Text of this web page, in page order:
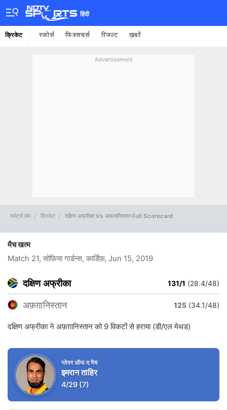
हिंदी
क्रिकेट स्कोर्स फिक्सचर्स रिजल्ट ख़बरें
Advertisement
स्पोर्ट्स होम क्रिकेट दक्षिण अफ्रीका Vs अफ़ग़ानिस्तान Full Scorecard
मैच खत्म
Match 21, सोफ़िया गार्डन्स, कार्डिफ़, Jun 15, 2019
दक्षिण अफ्रीका 131/1 (28.4/48)
अफ़ग़ानिस्तान 125 (34.1/48)
दक्षिण अफ्रीका ने अफ़ग़ानिस्तान को 9 विकटों से हराया (डी/एल मेथड)
प्लेयर ऑफ द मैच
इमरान ताहिर
4/29 (7)